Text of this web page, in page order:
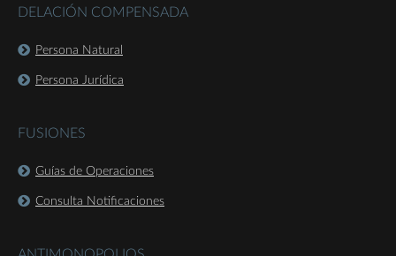
DELACIÓN COMPENSADA
Persona Natural
Persona Jurídica
FUSIONES
Guías de Operaciones
Consulta Notificaciones